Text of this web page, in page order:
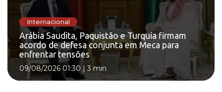
Internacional
Arábia Saudita, Paquistão e Turquia firmam
acordo de defesa conjunta em Meca para
enfrentar tensões
09/08/2026 01:30|3 min